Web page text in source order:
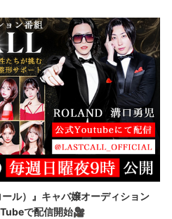
ル）』キャバ嬢オーディション
で配信開始🎥